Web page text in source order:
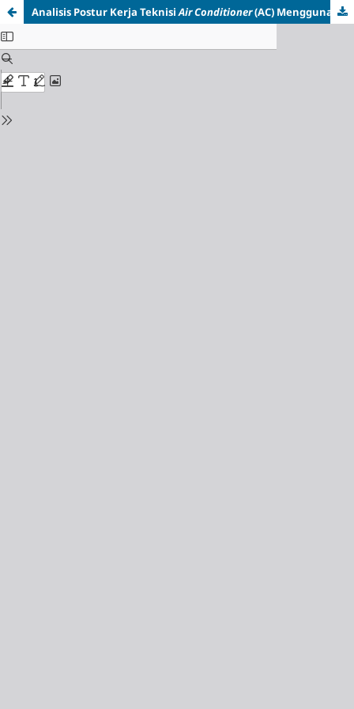
Analisis Postur Kerja TeknisiAir Conditioner(AC) Menggunakan Metode REBA dan RULA untuk Mengidentifikasi Risiko